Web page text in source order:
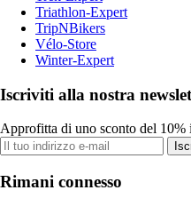
Triathlon-Expert
TripNBikers
Vélo-Store
Winter-Expert
Iscriviti alla nostra
Approfitta di uno sconto del 10%
Rimani connesso